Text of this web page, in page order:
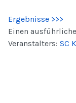
Ergebnisse >>>
Einen
Veranstalters: SC